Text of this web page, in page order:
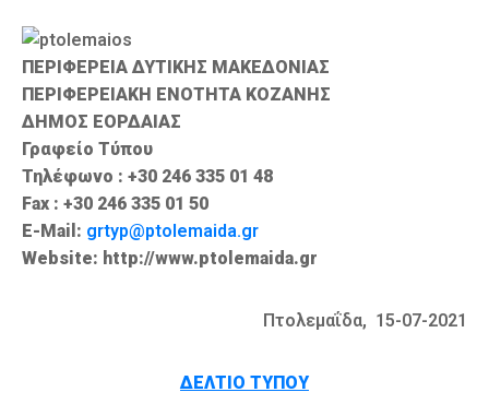
ΠΕΡΙΦΕΡΕΙΑ ΔΥΤΙΚΗΣ ΜΑΚΕΔΟΝΙΑΣ
ΠΕΡΙΦΕΡΕΙΑΚΗ ΕΝΟΤΗΤΑ ΚΟΖΑΝΗΣ
ΔΗΜΟΣ ΕΟΡΔΑΙΑΣ
Γραφείο Τύπου
Τηλέφωνο : +30 246 335 01 48
Fax : +30 246 335 01 50
E-Mail: grtyp@ptolemaida.gr
Website: http://www.ptolemaida.gr
Πτολεμαΐδα, 15-07-2021
ΔΕΛΤΙΟ ΤΥΠΟΥ